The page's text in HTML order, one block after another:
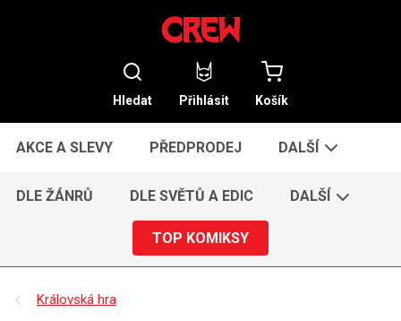
Hledat Přihlásit Košík
AKCE A SLEVY PŘEDPRODEJ DALŠÍ
DLE ŽÁNRŮ DLE SVĚTŮ A EDIC DALŠÍ
TOP KOMIKSY
Královská hra